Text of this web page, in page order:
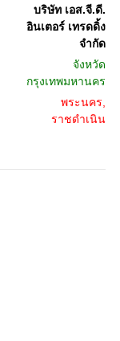
บริษัท เอส.จี.ดี.
อินเตอร์ เทรดดิ้ง
จำกัด
จังหวัด
กรุงเทพมหานคร
พระนคร,
ราชดำเนิน